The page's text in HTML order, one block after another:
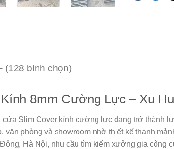
(128 bình chọn)
8mm Cường Lực – Xu
cửa Slim Cover kính cường lực đang trở thành
văn phòng và showroom nhờ thiết kế thanh
Hà Nội, nhu cầu tìm kiếm xưởng gia công